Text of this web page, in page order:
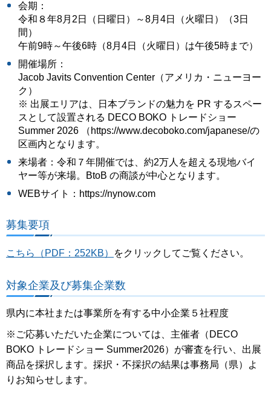
会期：
令和８年8月2日（日曜日）～8月4日（火曜日）（3日
間）
午前9時～午後6時（8月4日（火曜日）は午後5時まで）
開催場所：
Jacob Javits Convention Center（アメリカ・ニューヨー
ク）
※ 出展エリアは、日本ブランドの魅力を PR するスペー
スとして設置される DECO BOKO トレードショー
Summer 2026 （https://www.decoboko.com/japanese/の
区画内となります。
来場者：令和７年開催では、約2万人を超える現地バイ
ヤー等が来場。BtoB の商談が中心となります。
WEBサイト：https://nynow.com
募集要項
こちら（PDF：252KB） をクリックしてご覧ください。
対象企業及び募集企業数
県内に本社または事業所を有する中小企業５社程度
※ご応募いただいた企業については、主催者（DECO
BOKO トレードショー Summer2026）が審査を行い、出展
商品を採択します。採択・不採択の結果は事務局（県）よ
りお知らせします。